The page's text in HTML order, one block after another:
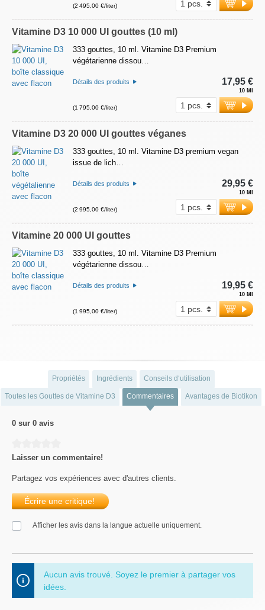
(2 495,00 €/liter)
Vitamine D3 10 000 UI gouttes (10 ml)
333 gouttes, 10 ml. Vitamine D3 Premium
végétarienne dissou…
Détails des produits
(1 795,00 €/liter)
10 Ml
17,95 €
Vitamine D3 20 000 UI gouttes véganes
333 gouttes, 10 ml. Vitamine D3 premium vegan
issue de lich…
Détails des produits
(2 995,00 €/liter)
10 Ml
29,95 €
Vitamine 20 000 UI gouttes
333 gouttes, 10 ml. Vitamine D3 Premium
végétarienne dissou…
Détails des produits
(1 995,00 €/liter)
10 Ml
19,95 €
Propriétés Ingrédients Conseils d‘utilisation
Toutes les Gouttes de Vitamine D3 Commentaires Avantages de Biotikon
0 sur 0 avis
Laisser un commentaire!
Partagez vos expériences avec d'autres clients.
Écrire une critique!
Afficher les avis dans la langue actuelle uniquement.
Aucun avis trouvé. Soyez le premier à partager vos
idées.